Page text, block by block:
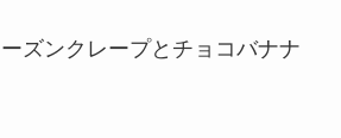
ズンクレープとチョコバナナ